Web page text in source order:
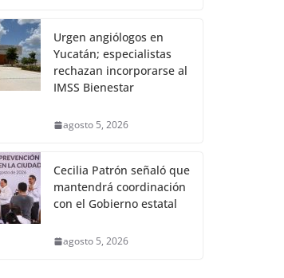
Urgen angiólogos en
Yucatán; especialistas
rechazan incorporarse al
IMSS Bienestar
agosto 5, 2026
Cecilia Patrón señaló que
mantendrá coordinación
con el Gobierno estatal
agosto 5, 2026